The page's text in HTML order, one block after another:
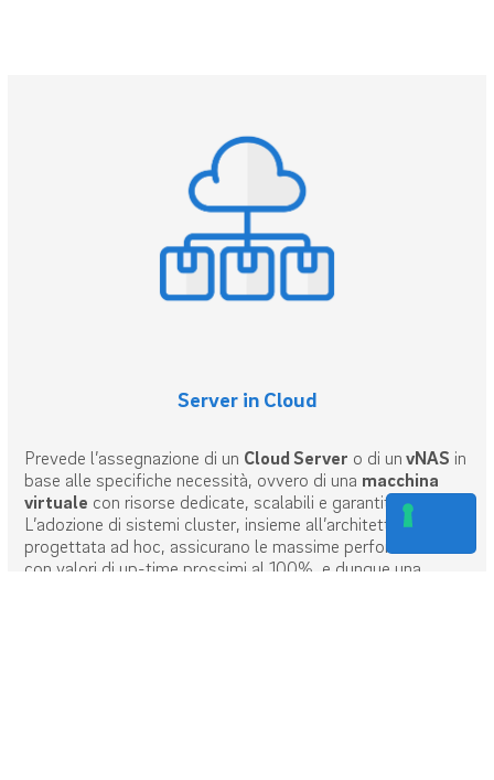
Server in Cloud
Prevede l’assegnazione di un Cloud Server o di un vNAS in
base alle specifiche necessità, ovvero di una macchina
virtuale con risorse dedicate, scalabili e garantite.
L’adozione di sistemi cluster, insieme all’architettura
progettata ad hoc, assicurano le massime performances
con valori di up-time prossimi al 100%, e dunque una